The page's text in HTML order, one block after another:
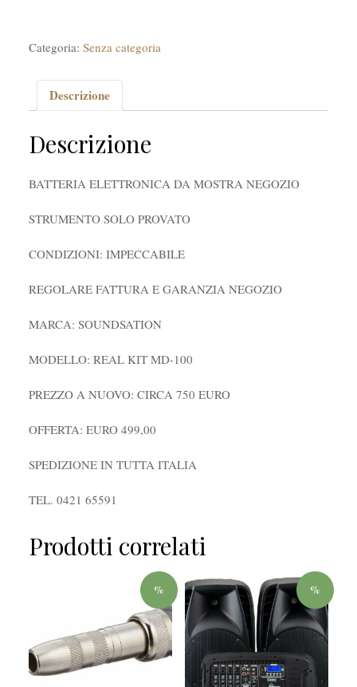
Categoria: Senza categoria
Descrizione
Descrizione
BATTERIA ELETTRONICA DA MOSTRA NEGOZIO
STRUMENTO SOLO PROVATO
CONDIZIONI: IMPECCABILE
REGOLARE FATTURA E GARANZIA NEGOZIO
MARCA: SOUNDSATION
MODELLO: REAL KIT MD-100
PREZZO A NUOVO: CIRCA 750 EURO
OFFERTA: EURO 499,00
SPEDIZIONE IN TUTTA ITALIA
TEL. 0421 65591
Prodotti correlati
% %